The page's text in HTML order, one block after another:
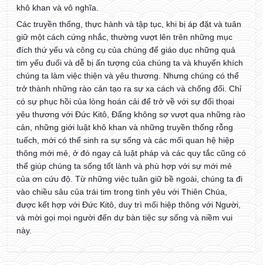
khô khan và vô nghĩa.
Các truyền thống, thực hành và tập tục, khi bị áp đặt và tuân
giữ một cách cứng nhắc, thường vượt lên trên những mục
đích thứ yếu và công cụ của chúng để giáo dục những quả
tim yếu đuối và dễ bị ấn tượng của chúng ta và khuyến khích
chúng ta làm việc thiện và yêu thương. Nhưng chúng có thể
trở thành những rào cản tạo ra sự xa cách và chống đối. Chỉ
có sự phục hồi của lòng hoán cải để trở về với sự đối thọai
yêu thương với Đức Kitô, Đấng không sợ vượt qua những rào
cản, những giới luật khô khan và những truyền thống rỗng
tuếch, mới có thể sinh ra sự sống và các mối quan hệ hiệp
thông mới mẻ, ở đó ngay cả luật pháp và các quy tắc cũng có
thể giúp chúng ta sống tốt lành và phù hợp với sự mới mẻ
của ơn cứu độ. Từ những việc tuân giữ bề ngoài, chúng ta đi
vào chiều sâu của trái tim trong tình yêu với Thiên Chúa,
được kết hợp với Đức Kitô, duy trì mối hiệp thông với Người,
và mời gọi mọi người đến dự bàn tiệc sự sống và niềm vui
này.